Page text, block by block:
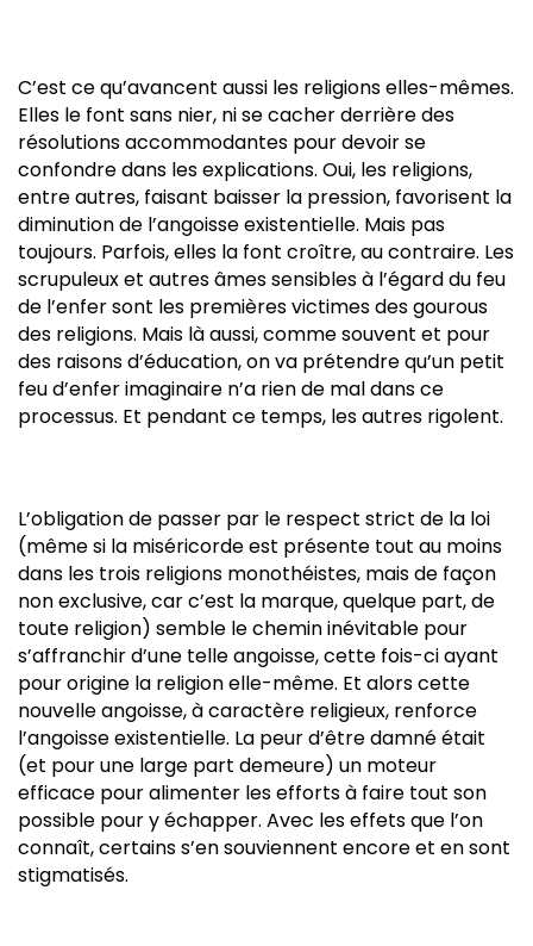
C’est ce qu’avancent aussi les religions elles-mêmes.
Elles le font sans nier, ni se cacher derrière des
résolutions accommodantes pour devoir se
confondre dans les explications. Oui, les religions,
entre autres, faisant baisser la pression, favorisent la
diminution de l’angoisse existentielle. Mais pas
toujours. Parfois, elles la font croître, au contraire. Les
scrupuleux et autres âmes sensibles à l’égard du feu
de l’enfer sont les premières victimes des gourous
des religions. Mais là aussi, comme souvent et pour
des raisons d’éducation, on va prétendre qu’un petit
feu d’enfer imaginaire n’a rien de mal dans ce
processus. Et pendant ce temps, les autres rigolent.
L’obligation de passer par le respect strict de la loi
(même si la miséricorde est présente tout au moins
dans les trois religions monothéistes, mais de façon
non exclusive, car c’est la marque, quelque part, de
toute religion) semble le chemin inévitable pour
s’affranchir d’une telle angoisse, cette fois-ci ayant
pour origine la religion elle-même. Et alors cette
nouvelle angoisse, à caractère religieux, renforce
l’angoisse existentielle. La peur d’être damné était
(et pour une large part demeure) un moteur
efficace pour alimenter les efforts à faire tout son
possible pour y échapper. Avec les effets que l’on
connaît, certains s’en souviennent encore et en sont
stigmatisés.